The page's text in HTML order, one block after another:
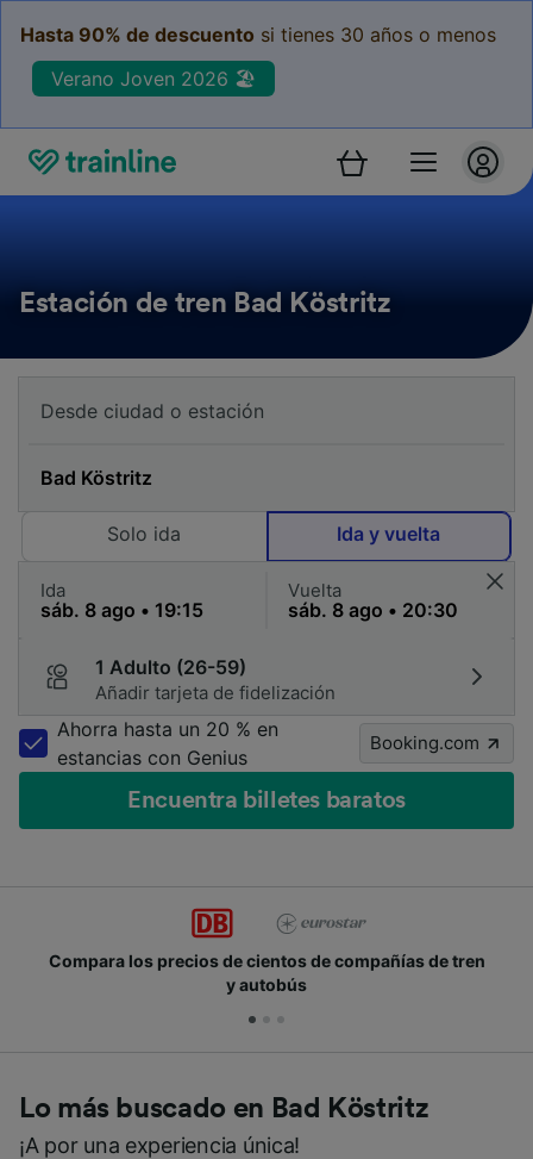
Hasta 90% de descuento si tienes 30 años o menos
Verano Joven 2026 🏖️
Estación de tren Bad Köstritz
Solo ida Ida y vuelta
Ida Vuelta
1 Adulto (26-59)
Añadir tarjeta de fidelización
Ahorra hasta un 20 % en
estancias con Genius
Booking.com
Encuentra billetes baratos
de cientos de compañías de tren
Únete a los
Lo más buscado en Bad Köstritz
¡A por una experiencia única!